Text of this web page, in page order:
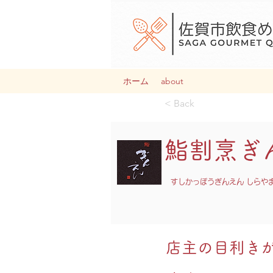
ホーム about
< Back
鮨割烹ぎ
すしかっぽうぎんえん しらや
店主の目利き